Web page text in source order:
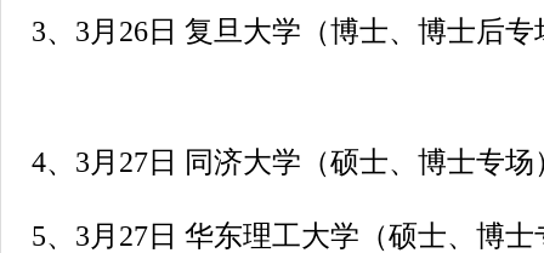
3、3月26日 复旦大学（博士、博士后专
4、3月27日 同济大学（硕士、博士专场
5、3月27日 华东理工大学（硕士、博士